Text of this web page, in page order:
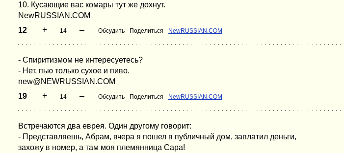
10. Кусающие вас комары тут же дохнут.
NewRUSSIAN.COM
12
+ 14 – Обсудить Поделиться NewRUSSIAN.COM
- Спиритизмом не интересуетесь?
- Нет, пью только сухое и пиво.
new@NEWRUSSIAN.COM
19
+ 14 – Обсудить Поделиться NewRUSSIAN.COM
Встречаются два еврея. Один другому говорит:
- Представляешь, Абрам, вчера я пошел в публичный дом, заплатил деньги,
захожу в номер, а там моя племянница Сара!